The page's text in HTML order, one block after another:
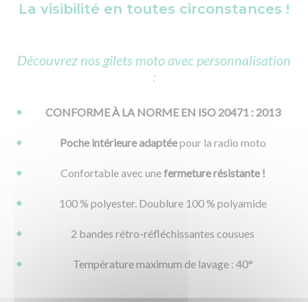
La visibilité en toutes circonstances !
Découvrez nos gilets moto avec personnalisation
:
CONFORME À LA NORME EN ISO 20471 : 2013
Poche intérieure adaptéepour la radio moto
Confortable avec unefermeture résistante !
100 % polyester. Doublure 100 % polyamide
2 bandes rétro-réfléchissantes cousues
Température maximum de lavage : 40°